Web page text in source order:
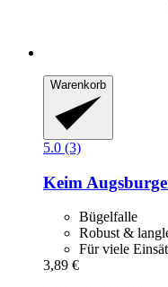
Warenkorb
5.0 (3)
Keim
Bügelfalle
Robust &
Für viele
3,89 €